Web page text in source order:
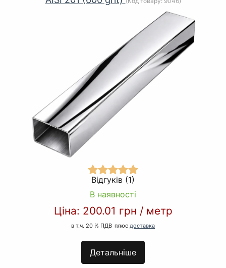
Відгуків (1)
В наявності
Ціна: 200.01 грн / метр
в т.ч. 20 % ПДВ плюс доставка
Детальніше